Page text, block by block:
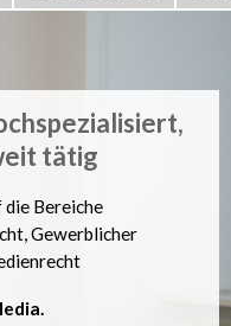
tätig
Gewerblicher